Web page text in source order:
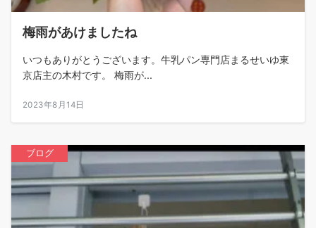
梅雨があけましたね
いつもありがとうございます。牛乳パン専門店まるせいゆ東
京店主の木村です。 梅雨が...
2023年8月14日
ブログ